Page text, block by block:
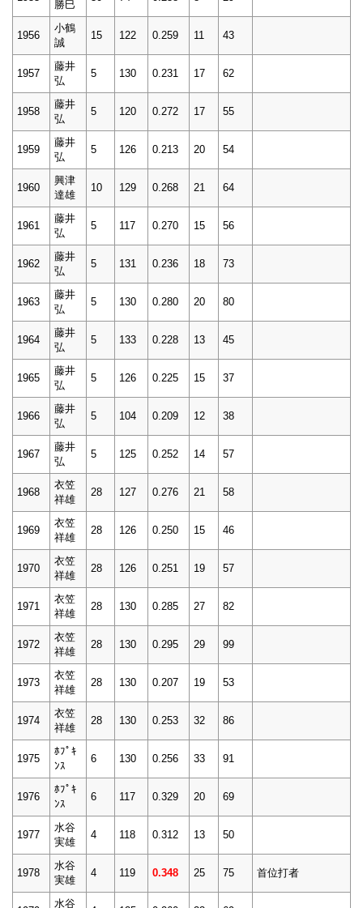
勝巳
1956
小鶴
誠
15 122 0.259 11 43
1957
藤井
弘
5 130 0.231 17 62
1958
藤井
弘
5 120 0.272 17 55
1959
藤井
弘
5 126 0.213 20 54
1960
興津
達雄
10 129 0.268 21 64
1961
藤井
弘
5 117 0.270 15 56
1962
藤井
弘
5 131 0.236 18 73
1963
藤井
弘
5 130 0.280 20 80
1964
藤井
弘
5 133 0.228 13 45
1965
藤井
弘
5 126 0.225 15 37
1966
藤井
弘
5 104 0.209 12 38
1967
藤井
弘
5 125 0.252 14 57
1968
衣笠
祥雄
28 127 0.276 21 58
1969
衣笠
祥雄
28 126 0.250 15 46
1970
衣笠
祥雄
28 126 0.251 19 57
1971
衣笠
祥雄
28 130 0.285 27 82
1972
衣笠
祥雄
28 130 0.295 29 99
1973
衣笠
祥雄
28 130 0.207 19 53
1974
衣笠
祥雄
28 130 0.253 32 86
1975
ﾎﾌﾟｷ
ﾝｽ
6 130 0.256 33 91
1976
ﾎﾌﾟｷ
ﾝｽ
6 117 0.329 20 69
1977
水谷
実雄
4 118 0.312 13 50
1978
水谷
実雄
4 119 0.348 25 75 首位打者
水谷